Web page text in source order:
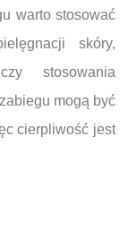
warto stosować
skóry,
stosowania
mogą być
cierpliwość jest